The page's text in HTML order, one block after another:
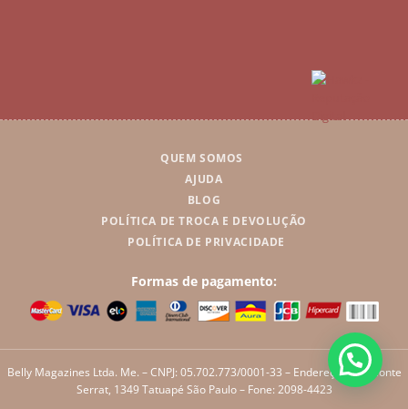
Formas de pagamento:
QUEM SOMOS
AJUDA
BLOG
POLÍTICA DE TROCA E DEVOLUÇÃO
POLÍTICA DE PRIVACIDADE
Belly Magazines Ltda. Me. – CNPJ: 05.702.773/0001-33 – Endereço: Rua Monte
Serrat, 1349 Tatuapé São Paulo – Fone: 2098-4423